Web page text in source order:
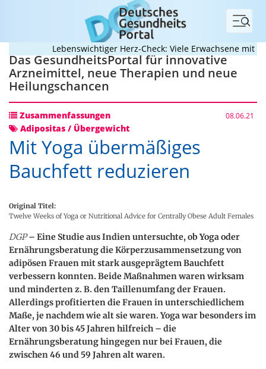
Menü
Lebenswichtiger Herz-Check: Viele Erwachsene mit
Das GesundheitsPortal für innovative
Arzneimittel, neue Therapien und neue
Heilungschancen
Zusammenfassungen 08.06.21
Adipositas / Übergewicht
Mit Yoga übermäßiges
Bauchfett reduzieren
Original Titel:
Twelve Weeks of Yoga or Nutritional Advice for Centrally Obese Adult Females
DGP– Eine Studie aus Indien untersuchte, ob Yoga oder
Ernährungsberatung die Körperzusammensetzung von
adipösen Frauen mit stark ausgeprägtem Bauchfett
verbessern konnten. Beide Maßnahmen waren wirksam
und minderten z. B. den Taillenumfang der Frauen.
Allerdings profitierten die Frauen in unterschiedlichem
Maße, je nachdem wie alt sie waren. Yoga war besonders im
Alter von 30 bis 45 Jahren hilfreich – die
Ernährungsberatung hingegen nur bei Frauen, die
zwischen 46 und 59 Jahren alt waren.